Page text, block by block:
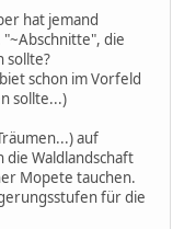
hat jemand
"~Abschnitte", die
sollte?
schon im Vorfeld
sollte...)
auf
die Waldlandschaft
Mopete tauchen.
für die